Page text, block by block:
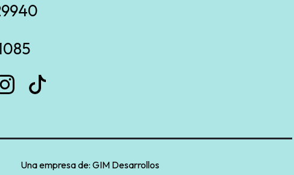
Una empresa de:GIM Desarrollos